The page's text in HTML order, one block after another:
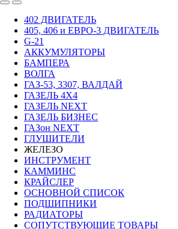
402 ДВИГАТЕЛЬ
405, 406 и ЕВРО-3 ДВИГАТЕЛЬ
G-21
АККУМУЛЯТОРЫ
БАМПЕРА
ВОЛГА
ГАЗ-53, 3307, ВАЛДАЙ
ГАЗЕЛЬ 4Х4
ГАЗЕЛЬ NEXT
ГАЗЕЛЬ БИЗНЕС
ГАЗон NEXT
ГЛУШИТЕЛИ
ЖЕЛЕЗО
ИНСТРУМЕНТ
КАММИНС
КРАЙСЛЕР
ОСНОВНОЙ СПИСОК
ПОДШИПНИКИ
РАДИАТОРЫ
СОПУТСТВУЮЩИЕ ТОВАРЫ